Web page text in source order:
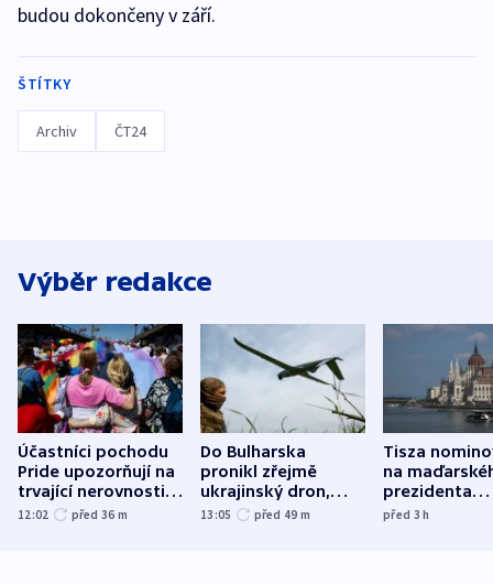
budou dokončeny v září.
ŠTÍTKY
Archiv ČT24
Výběr redakce
Účastníci pochodu
Pride upozorňují na
trvající nerovnosti i
společenskou
12:02 před 36 m
Do Bulharska
pronikl zřejmě
ukrajinský dron,
explodoval kilometr
13:05 před 49 m
Tisza
na
prezidenta
bývalého
před 3h